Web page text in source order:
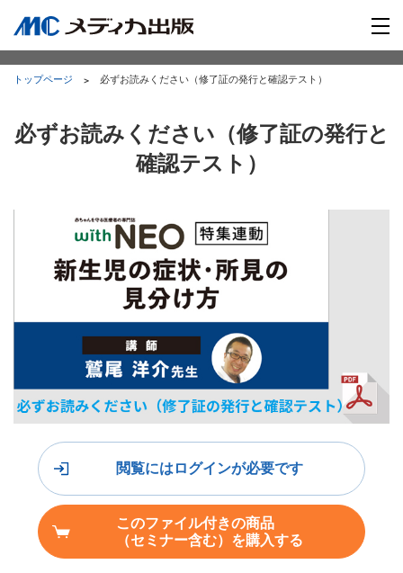
トップページ 必ずお読みください（修了証の発行と確認テスト）
必ずお読みください（修了証の発行と
確認テスト）
閲覧にはログインが必要です
このファイル付きの商品
（セミナー含む）を購入する